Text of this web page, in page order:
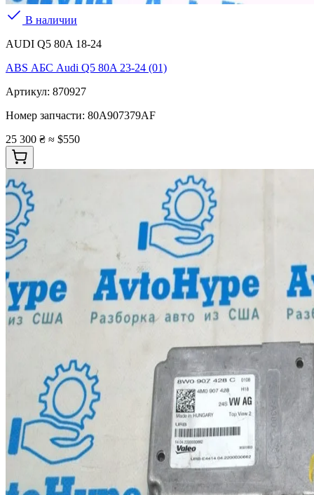
В наличии
AUDI Q5 80A 18-24
ABS АБС Audi Q5 80A 23-24 (01)
Артикул: 870927
Номер запчасти: 80A907379AF
25 300 ₴ ≈ $550